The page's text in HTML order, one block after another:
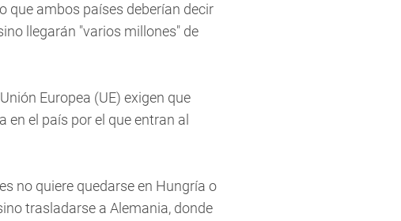
que ambos países deberían decir
llegarán "varios millones" de
Europea (UE) exigen que
el país por el que entran al
no quiere quedarse en Hungría o
trasladarse a Alemania, donde